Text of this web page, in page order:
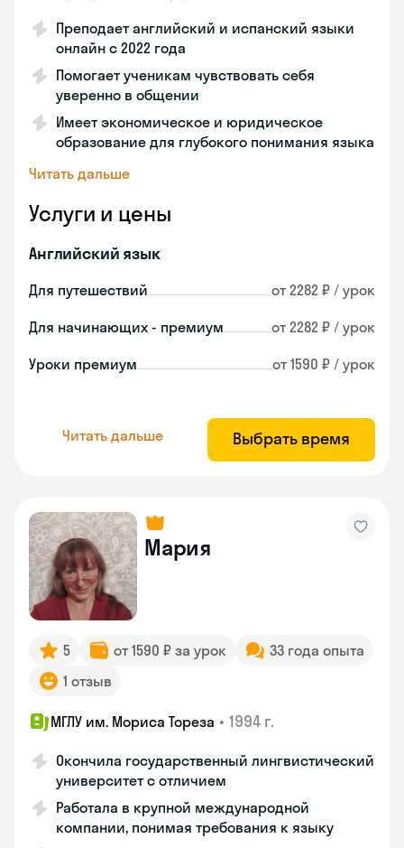
Преподает английский и испанский языки
онлайн с 2022 года
Помогает ученикам чувствовать себя
уверенно в общении
Имеет экономическое и юридическое
образование для глубокого понимания языка
Читать дальше
Услуги и цены
Английский язык
Для путешествий от 2282 ₽ / урок
Для начинающих - премиум от 2282 ₽ / урок
Уроки премиум от 1590 ₽ / урок
Читать дальше Выбрать время
Мария
5 от 1590 ₽ за урок
33 года опыта
1 отзыв
МГЛУ им. Мориса Тореза • 1994 г.
Окончила государственный лингвистический
университет с отличием
Работала в крупной международной
компании, понимая требования к языку